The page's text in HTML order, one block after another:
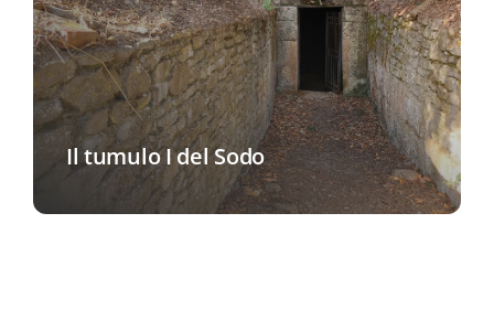
Il tumulo I del Sodo